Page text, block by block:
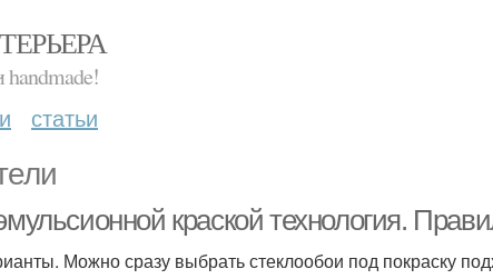
handmade!
статьи
краской технология.
Можно сразу выбрать стеклообои под покраску